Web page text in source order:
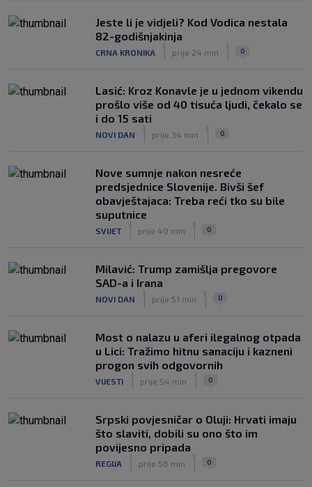
Jeste li je vidjeli? Kod Vodica nestala
82-godišnjakinja
CRNA KRONIKA prije 24 min 0
Lasić: Kroz Konavle je u jednom vikendu
prošlo više od 40 tisuća ljudi, čekalo se
i do 15 sati
NOVI DAN prije 34 min 0
Nove sumnje nakon nesreće
predsjednice Slovenije. Bivši šef
obavještajaca: Treba reći tko su bile
suputnice
SVIJET prije 40 min 0
Milavić: Trump zamišlja pregovore
SAD-a i Irana
NOVI DAN prije 51 min 0
Most o nalazu u aferi ilegalnog otpada
u Lici: Tražimo hitnu sanaciju i kazneni
progon svih odgovornih
VIJESTI prije 54 min 0
Srpski povjesničar o Oluji: Hrvati imaju
što slaviti, dobili su ono što im
povijesno pripada
REGIJA prije 58 min 0